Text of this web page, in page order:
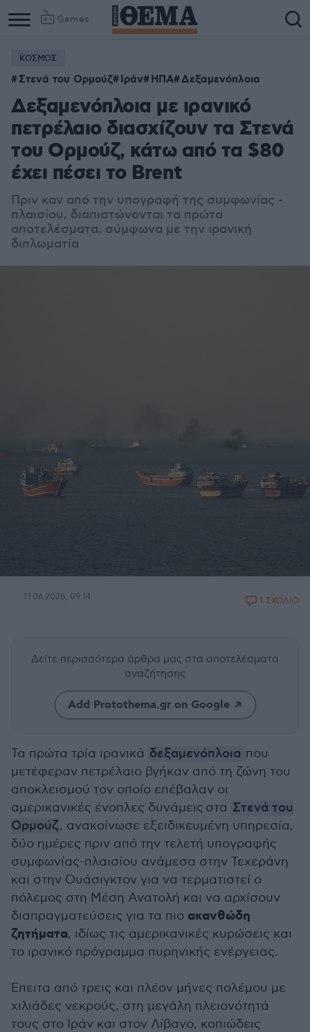
Games
ΚΟΣΜΟΣ
Στενά του Ορμούζ Ιράν ΗΠΑ Δεξαμενόπλοια
Δεξαμενόπλοια με ιρανικό
πετρέλαιο διασχίζουν τα Στενά
του Ορμούζ, κάτω από τα $80
έχει πέσει το Brent
Πριν καν από την υπογραφή της συμφωνίας -
πλαισίου, διαπιστώνονται τα πρώτα
αποτελέσματα, σύμφωνα με την ιρανική
διπλωματία
17.06.2026, 09:14 1 ΣΧΟΛΙΟ
Δείτε περισσότερα άρθρα μας στα αποτελέσματα
αναζήτησης
Add Protothema.gr on Google
Τα πρώτα τρία ιρανικά δεξαμενόπλοια που
μετέφεραν πετρέλαιο βγήκαν από τη ζώνη του
αποκλεισμού τον οποίο επέβαλαν οι
αμερικανικές ένοπλες δυνάμεις στα Στενά του
Ορμούζ, ανακοίνωσε εξειδικευμένη υπηρεσία,
δύο ημέρες πριν από την τελετή υπογραφής
συμφωνίας-πλαισίου ανάμεσα στην Τεχεράνη
και στην Ουάσιγκτον για να τερματιστεί ο
πόλεμος στη Μέση Ανατολή και να αρχίσουν
διαπραγματεύσεις για τα πιο ακανθώδη
ζητήματα, ιδίως τις αμερικανικές κυρώσεις και
το ιρανικό πρόγραμμα πυρηνικής ενέργειας.
Έπειτα από τρεις και πλέον μήνες πολέμου με
χιλιάδες νεκρούς, στη μεγάλη πλειονότητά
τους στο Ιράν και στον Λίβανο, κοπιώδεις